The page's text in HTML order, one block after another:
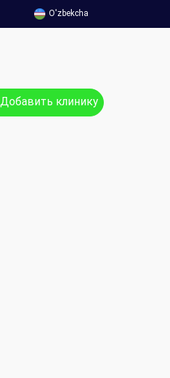
O'zbekcha
Добавить клинику